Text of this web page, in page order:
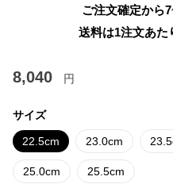
ご注文確定から
送料は1注文あた
8,040 円
サイズ
22.5cm 23.0cm
25.0cm 25.5cm